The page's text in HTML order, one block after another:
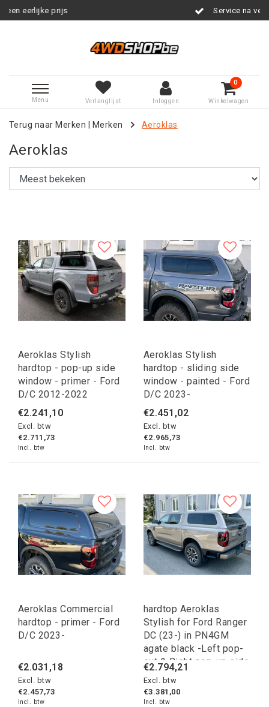
Service na verkoop
Menu Verlanglijst Inloggen
0
Winkelwagen
Terug naar Merken Merken Aeroklas
Aeroklas
Aeroklas Stylish
hardtop - pop-up side
window - primer - Ford
D/C 2012-2022
€2.241,10
Excl. btw
€2.711,73
Incl. btw
Aeroklas Stylish
hardtop - sliding side
window - painted - Ford
D/C 2023-
€2.451,02
Excl. btw
€2.965,73
Incl. btw
Aeroklas Commercial
hardtop - primer - Ford
D/C 2023-
€2.031,18
Excl. btw
€2.457,73
Incl. btw
hardtop Aeroklas
Stylish for Ford Ranger
DC (23-) in PN4GM
agate black -Left pop-
out & Right pop-up side
windows -with central
locking
€2.794,21
Excl. btw
€3.381,00
Incl. btw